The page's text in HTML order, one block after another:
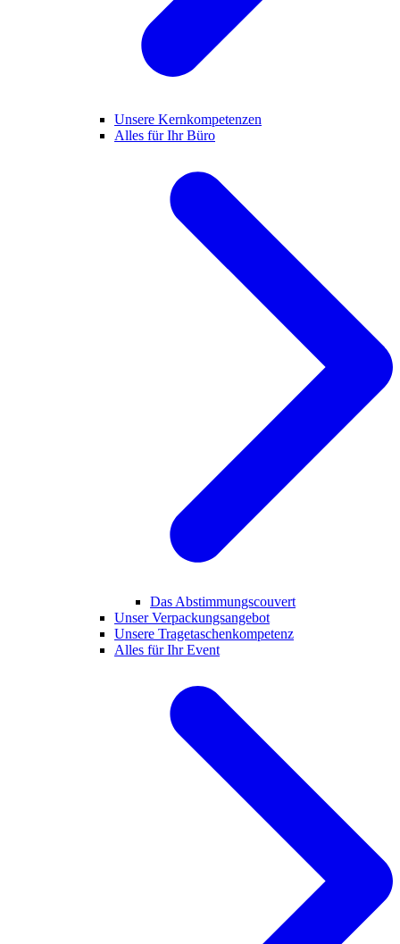
Unsere Kernkompetenzen
Alles für Ihr Büro
Das Abstimmungscouvert
Unser Verpackungsangebot
Unsere Tragetaschenkompetenz
Alles für Ihr Event